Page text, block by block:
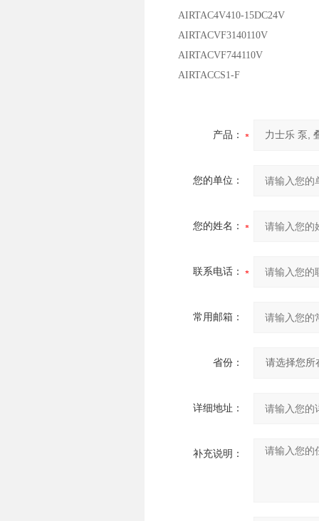
AIRTAC4V410-15DC24V
AIRTACVF3140110V
AIRTACVF744110V
AIRTACCS1-F
产品：
您的单位：
您的姓名：
联系电话：
常用邮箱：
省份：
详细地址：
补充说明：